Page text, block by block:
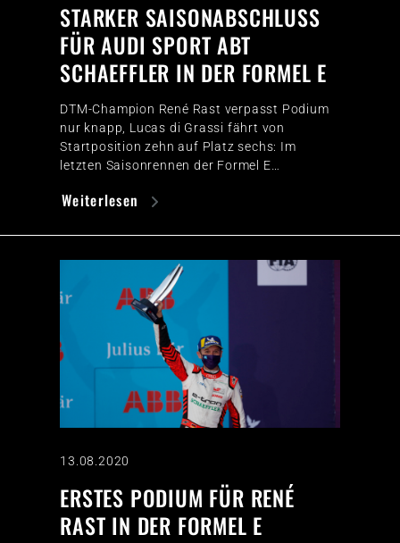
STARKER SAISONABSCHLUSS
FÜR AUDI SPORT ABT
SCHAEFFLER IN DER FORMEL E
DTM-Champion René Rast verpasst Podium
nur knapp, Lucas di Grassi fährt von
Startposition zehn auf Platz sechs: Im
letzten Saisonrennen der Formel E…
Weiterlesen
13.08.2020
ERSTES PODIUM FÜR RENÉ
RAST IN DER FORMEL E